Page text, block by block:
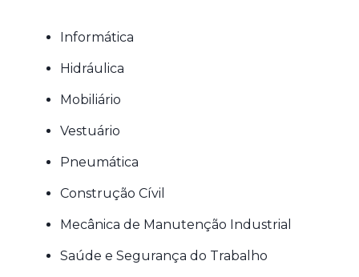
Informática
Hidráulica
Mobiliário
Vestuário
Pneumática
Construção Cívil
Mecânica de Manutenção Industrial
Saúde e Segurança do Trabalho